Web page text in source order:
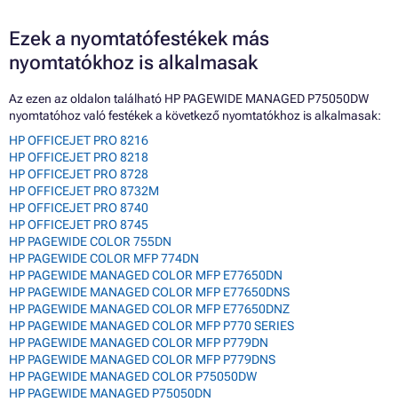
Ezek a nyomtatófestékek más
nyomtatókhoz is alkalmasak
Az ezen az oldalon található HP PAGEWIDE MANAGED P75050DW
nyomtatóhoz való festékek a következő nyomtatókhoz is alkalmasak:
HP OFFICEJET PRO 8216
HP OFFICEJET PRO 8218
HP OFFICEJET PRO 8728
HP OFFICEJET PRO 8732M
HP OFFICEJET PRO 8740
HP OFFICEJET PRO 8745
HP PAGEWIDE COLOR 755DN
HP PAGEWIDE COLOR MFP 774DN
HP PAGEWIDE MANAGED COLOR MFP E77650DN
HP PAGEWIDE MANAGED COLOR MFP E77650DNS
HP PAGEWIDE MANAGED COLOR MFP E77650DNZ
HP PAGEWIDE MANAGED COLOR MFP P770 SERIES
HP PAGEWIDE MANAGED COLOR MFP P779DN
HP PAGEWIDE MANAGED COLOR MFP P779DNS
HP PAGEWIDE MANAGED COLOR P75050DW
HP PAGEWIDE MANAGED P75050DN